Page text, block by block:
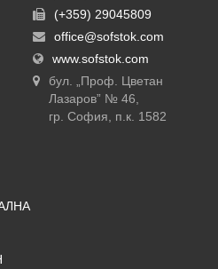
(+359) 29045809
office@sofstok.com
www.sofstok.com
бул. „Проф. Цветан
Лазаров” № 46,
гр. София, п.к. 1582